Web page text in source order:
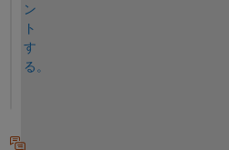
ン
ト
す
る。